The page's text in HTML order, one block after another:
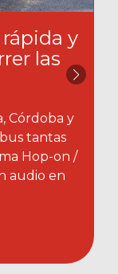
y
las
Córdoba y
tantas
Hop-on /
audio en